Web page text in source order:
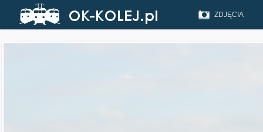
ZDJĘCIA